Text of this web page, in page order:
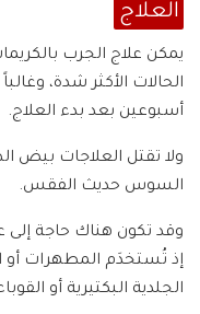
‫العلاج
يمكن علاج الجرب
الحالات الأكثر شدة،
أسبوعين بعد بدء العلاج.
ولا تقتل العلاجات بيض
السوس حديث الفقس.
وقد تكون هناك حاجة إلى
إذ تُستخدَم المطهرات أو
الجلدية البكتيرية أو